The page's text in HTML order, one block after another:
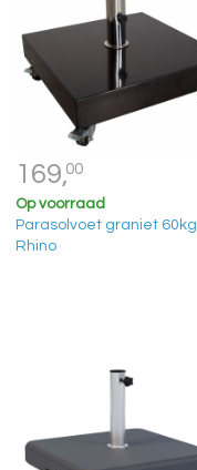
169,00
Op voorraad
Parasolvoet graniet 60kg
Rhino